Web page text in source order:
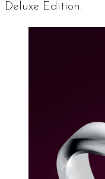
Deluxe Edition.